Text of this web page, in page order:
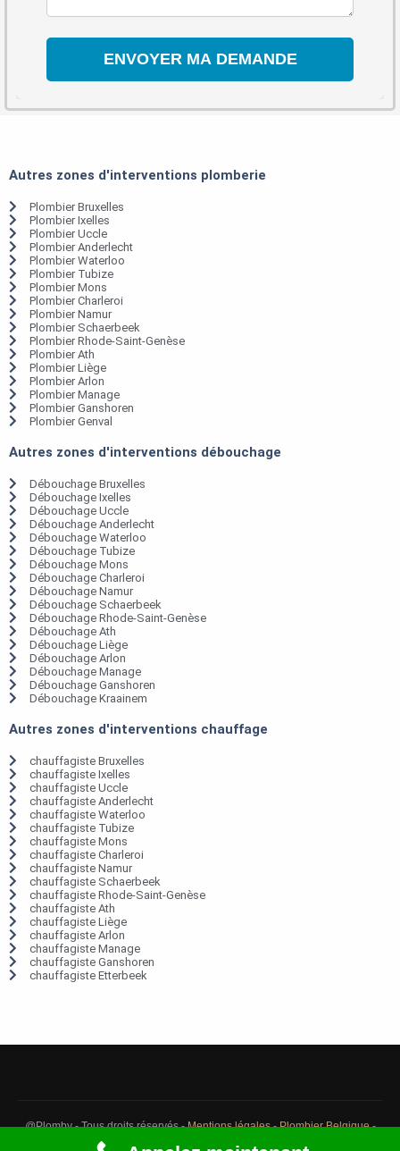
Autres zones d'interventions plomberie
Plombier Bruxelles
Plombier Ixelles
Plombier Uccle
Plombier Anderlecht
Plombier Waterloo
Plombier Tubize
Plombier Mons
Plombier Charleroi
Plombier Namur
Plombier Schaerbeek
Plombier Rhode-Saint-Genèse
Plombier Ath
Plombier Liège
Plombier Arlon
Plombier Manage
Plombier Ganshoren
Plombier Genval
Autres zones d'interventions débouchage
Débouchage Bruxelles
Débouchage Ixelles
Débouchage Uccle
Débouchage Anderlecht
Débouchage Waterloo
Débouchage Tubize
Débouchage Mons
Débouchage Charleroi
Débouchage Namur
Débouchage Schaerbeek
Débouchage Rhode-Saint-Genèse
Débouchage Ath
Débouchage Liège
Débouchage Arlon
Débouchage Manage
Débouchage Ganshoren
Débouchage Kraainem
Autres zones d'interventions chauffage
chauffagiste Bruxelles
chauffagiste Ixelles
chauffagiste Uccle
chauffagiste Anderlecht
chauffagiste Waterloo
chauffagiste Tubize
chauffagiste Mons
chauffagiste Charleroi
chauffagiste Namur
chauffagiste Schaerbeek
chauffagiste Rhode-Saint-Genèse
chauffagiste Ath
chauffagiste Liège
chauffagiste Arlon
chauffagiste Manage
chauffagiste Ganshoren
chauffagiste Etterbeek
@Plomby - Tous droits réservés -Mentions légales-Plombier Belgique-
Débouchage Belgique